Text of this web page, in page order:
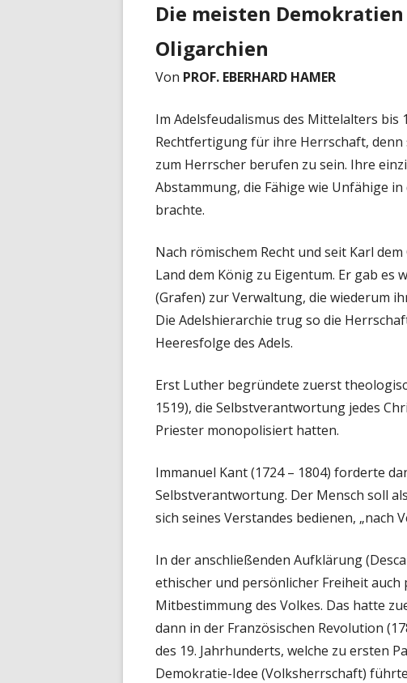
Die meisten
Oligarchien
Von PROF. EBERHARD HAMER
Im Adelsfeudalismus des Mittelalters
Rechtfertigung für ihre Herrschaft, denn
zum Herrscher berufen zu sein. Ihre
Abstammung, die Fähige wie Unfähige
brachte.
Nach römischem Recht und seit Karl
Land dem König zu Eigentum. Er gab
(Grafen) zur Verwaltung, die wiederum
Die Adelshierarchie trug so die
Heeresfolge des Adels.
Erst Luther begründete zuerst
1519), die Selbstverantwortung jedes
Priester monopolisiert hatten.
Immanuel Kant (1724 – 1804) forderte
Selbstverantwortung. Der Mensch soll
sich seines Verstandes bedienen, „nach
In der anschließenden Aufklärung
ethischer und persönlicher Freiheit
Mitbestimmung des Volkes. Das hatte
dann in der Französischen Revolution
des 19. Jahrhunderts, welche zu ersten
Demokratie-Idee (Volksherrschaft)